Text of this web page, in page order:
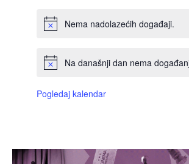
Nema nadolazećih događaji.
Na današnji dan nema
Pogledaj kalendar